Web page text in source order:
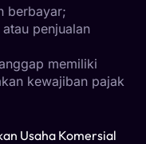
berbayar;
penjualan
memiliki
kewajiban pajak
Usaha Komersial